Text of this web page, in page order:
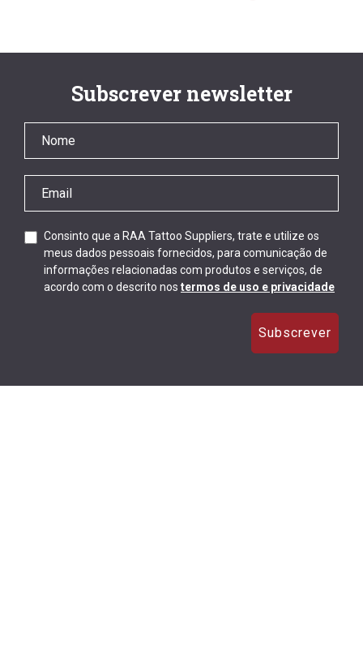
Subscrever newsletter
Consinto que a RAA Tattoo Suppliers, trate e utilize os
meus dados pessoais fornecidos, para comunicação de
informações relacionadas com produtos e serviços, de
acordo com o descrito nos termos de uso e privacidade
Subscrever